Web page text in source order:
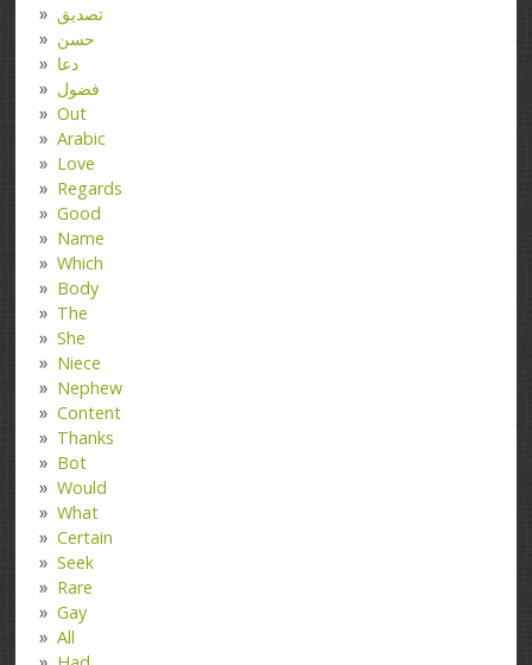
تصدیق
حسن
دعا
فضول
Out
Arabic
Love
Regards
Good
Name
Which
Body
The
She
Niece
Nephew
Content
Thanks
Bot
Would
What
Certain
Seek
Rare
Gay
All